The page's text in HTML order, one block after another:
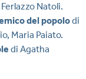
Natoli.
del popolodi
Maria Paiato.
di Agatha